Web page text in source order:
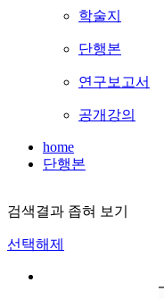
학술지
단행본
연구보고서
공개강의
home
단행본
검색결과 좁혀 보기
선택해제